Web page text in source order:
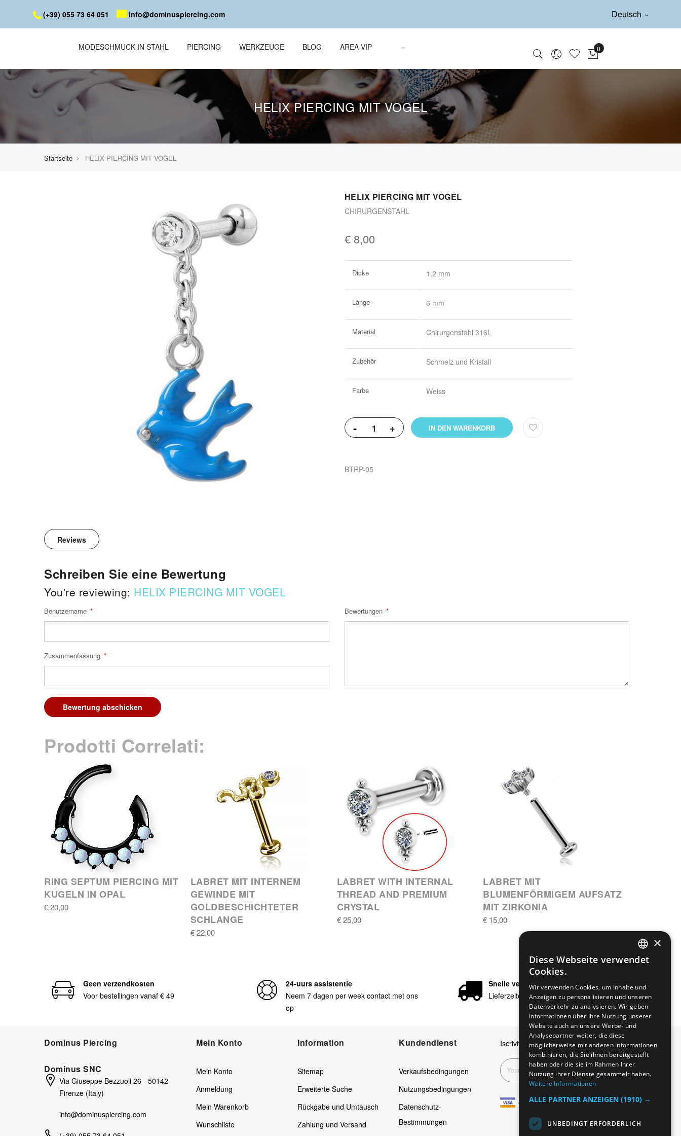
(+39) 055 73 64 051 info@dominuspiercing.com Deutsch
MODESCHMUCK IN STAHL PIERCING WERKZEUGE BLOG AREA VIP
HELIX PIERCING MIT VOGEL
Startseite HELIX PIERCING MIT VOGEL
HELIX PIERCING MIT VOGEL
CHIRURGENSTAHL
€ 8,00
Informationen
Dicke 1.2 mm
Länge 6 mm
Material Chirurgenstahl 316L
Zubehör Schmelz und Kristall
Farbe Weiss
- + IN DEN WARENKORB
BTRP-05
Reviews
Schreiben Sie eine Bewertung
You're reviewing: HELIX PIERCING MIT VOGEL
Benutzername
Zusammenfassung
Bewertungen
Bewertung abschicken
Prodotti Correlati:
RING SEPTUM PIERCING MIT
KUGELN IN OPAL
€ 20,00
LABRET MIT INTERNEM
GEWINDE MIT
GOLDBESCHICHTETER
SCHLANGE
€ 22,00
LABRET WITH INTERNAL
THREAD AND PREMIUM
CRYSTAL
€ 25,00
LABRET MIT
BLUMENFÖRMIGEM AUFSATZ
MIT ZIRKONIA
€ 15,00
Geen verzendkosten
Voor bestellingen vanaf € 49
24-uurs assistentie
Neem 7 dagen per week contact met ons
op
Snelle verzending
Lieferzeiten in 24/48 Stunden
Dominus Piercing
Dominus SNC
Via Giuseppe Bezzuoli 26 - 50142
Firenze (Italy)
info@dominuspiercing.com
Mein Konto
Mein Konto
Anmeldung
Mein Warenkorb
Wunschliste
Information
Sitemap
Erweiterte Suche
Rückgabe und Umtausch
Zahlung und Versand
Kundendienst
Verkaufsbedingungen
Nutzungsbedingungen
Datenschutz-
Bestimmungen
Iscriviti alla nostra newsletter
Abonnieren
ENGLISH
ITALIAN
SPANISH
×
Diese Webseite verwendet
Cookies.
Wir verwenden Cookies, um Inhalte und
Anzeigen zu personalisieren und unseren
Datenverkehr zu analysieren. Wir geben
Informationen über Ihre Nutzung unserer
Website auch an unsere Werbe- und
Analysepartner weiter, die diese
möglicherweise mit anderen Informationen
kombinieren, die Sie ihnen bereitgestellt
haben oder die sie im Rahmen Ihrer
Nutzung ihrer Dienste gesammelt haben.
Weitere Informationen
ALLE PARTNER ANZEIGEN (1910) →
UNBEDINGT ERFORDERLICH